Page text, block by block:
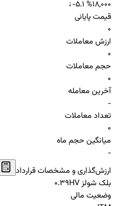
18,000
↓-5.1 %
قیمت پایانی
0
ارزش معاملات
0
حجم معاملات
0
آخرین معامله
-
تعداد معاملات
0
میانگین حجم ماه
-
ارزش‌گذاری و مشخصات قرارداد
بلک شولز HV
0.39
وضعیت مالی